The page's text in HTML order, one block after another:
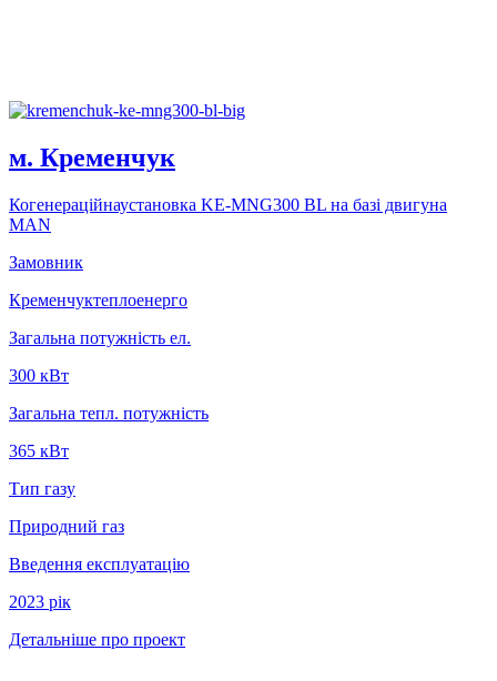
м. Кременчук
Когенерацiйнаустановка KE-MNG300 BL на базi двигуна
MAN
Замовник
Кременчуктеплоенерго
Загальна потужність ел.
300 кВт
Загальна тепл. потужність
365 кВт
Тип газу
Природний газ
Введення експлуатацію
2023 рiк
Детальніше про проект